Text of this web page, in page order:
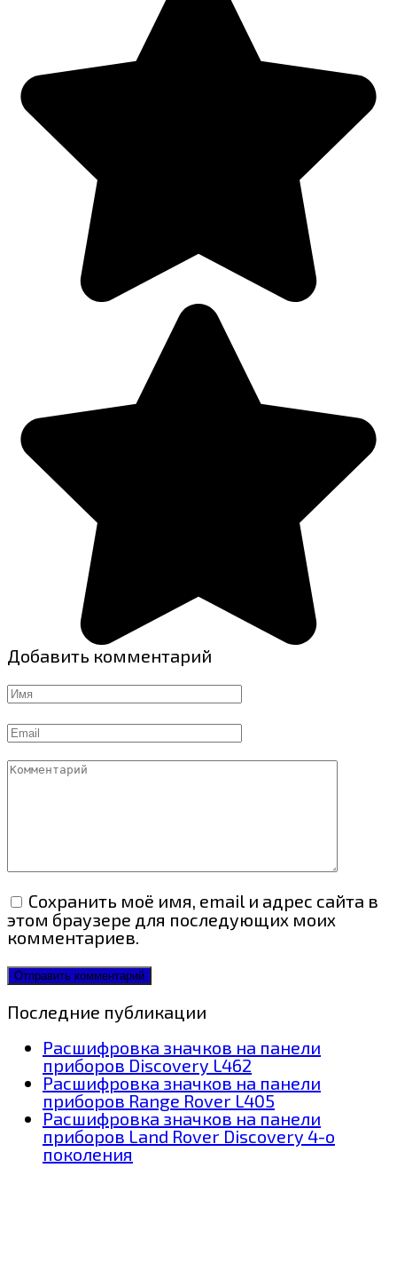
Добавить комментарий
Имя
Email
Комментарий
Сохранить моё имя, email и адрес сайта в
этом браузере для последующих моих
комментариев.
Последние публикации
Расшифровка значков на панели
приборов Discovery L462
Расшифровка значков на панели
приборов Range Rover L405
Расшифровка значков на панели
приборов Land Rover Discovery 4-о
поколения